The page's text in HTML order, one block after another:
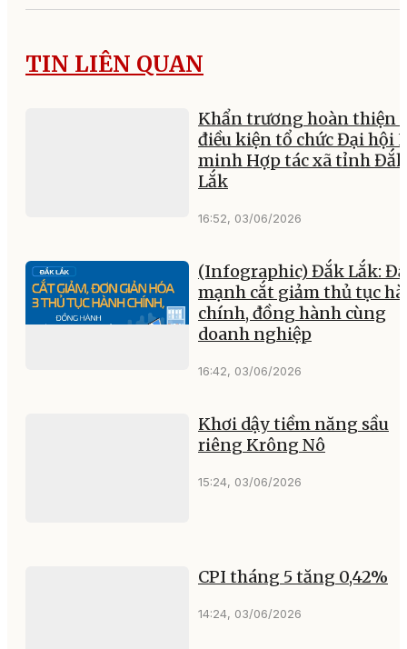
TIN LIÊN QUAN
Khẩn trương hoàn thiện
điều kiện tổ chức Đại hội
minh Hợp tác xã tỉnh Đắk
Lắk
16:52, 03/06/2026
(Infographic) Đắk Lắk:
mạnh cắt giảm thủ tục
chính, đồng hành cùng
doanh nghiệp
16:42, 03/06/2026
Khơi dậy tiềm năng sầu
riêng Krông Nô
15:24, 03/06/2026
CPI tháng 5 tăng 0,42%
14:24, 03/06/2026